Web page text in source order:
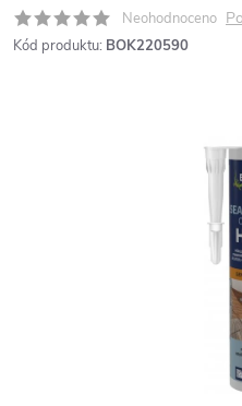
Neohodnoceno
Kód produktu: BOK220590